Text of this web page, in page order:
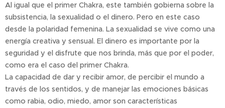
Al igual que el primer Chakra, este también gobierna sobre la
subsistencia, la sexualidad o el dinero. Pero en este caso
desde la polaridad femenina. La sexualidad se vive como una
energía creativa y sensual. El dinero es importante por la
seguridad y el disfrute que nos brinda, más que por el poder,
como era el caso del primer Chakra.
La capacidad de dar y recibir amor, de percibir el mundo a
través de los sentidos, y de manejar las emociones básicas
como rabia, odio, miedo, amor son características